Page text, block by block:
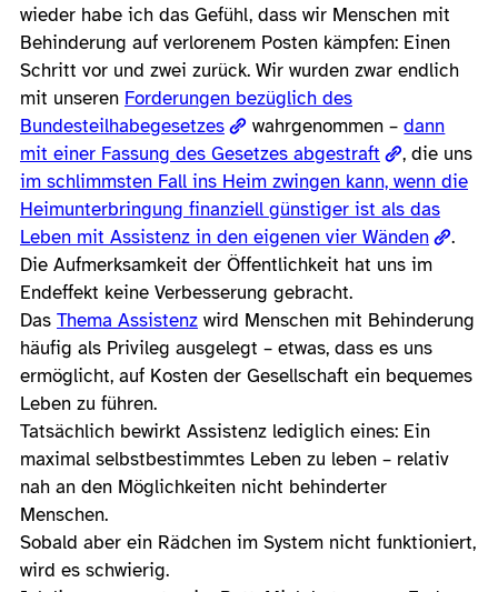
wieder habe ich das Gefühl, dass wir Menschen mit
Behinderung auf verlorenem Posten kämpfen: Einen
Schritt vor und zwei zurück. Wir wurden zwar endlich
mit unseren Forderungen bezüglich des
Bundesteilhabegesetzes
wahrgenommen –dann
mit einer Fassung des Gesetzes abgestraft
, die uns
im schlimmsten Fall ins Heim zwingen kann, wenn die
Heimunterbringung finanziell günstiger ist als das
Leben mit Assistenz in den eigenen vier Wänden
.
Die Aufmerksamkeit der Öffentlichkeit hat uns im
Endeffekt keine Verbesserung gebracht.
Das Thema Assistenz wird Menschen mit Behinderung
häufig als Privileg ausgelegt – etwas, dass es uns
ermöglicht, auf Kosten der Gesellschaft ein bequemes
Leben zu führen.
Tatsächlich bewirkt Assistenz lediglich eines: Ein
maximal selbstbestimmtes Leben zu leben – relativ
nah an den Möglichkeiten nicht behinderter
Menschen.
Sobald aber ein Rädchen im System nicht funktioniert,
wird es schwierig.